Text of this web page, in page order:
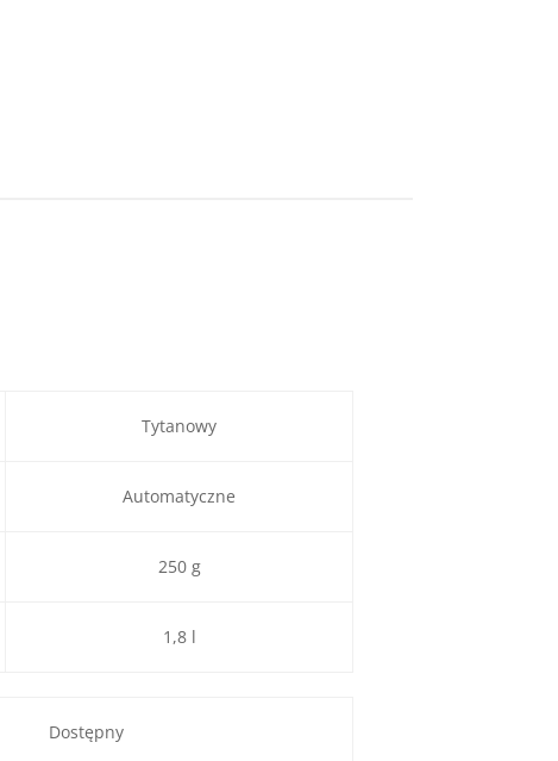
Tytanowy
Automatyczne
250 g
1,8 l
Dostępny